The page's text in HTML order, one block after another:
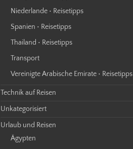
Niederlande • Reisetipps
Spanien • Reisetipps
Thailand • Reisetipps
Transport
Vereinigte Arabische Emirate • Reisetipps
Technik auf Reisen
Unkategorisiert
Urlaub und Reisen
Ägypten